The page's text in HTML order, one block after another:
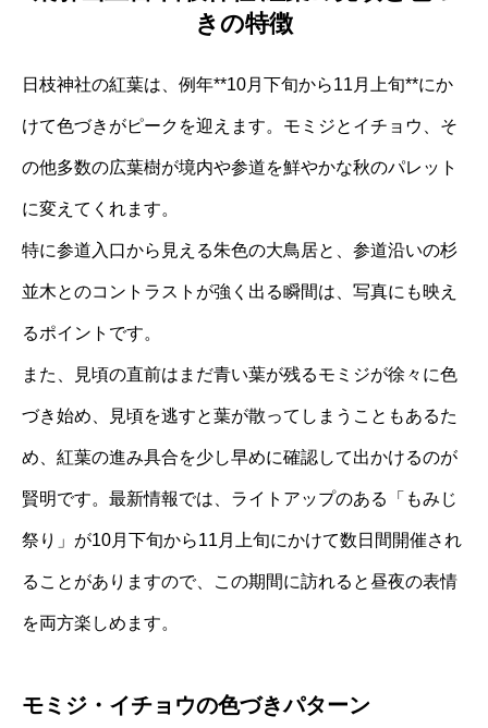
きの特徴
日枝神社の紅葉は、例年**10月下旬から11月上旬**にか
けて色づきがピークを迎えます。モミジとイチョウ、そ
の他多数の広葉樹が境内や参道を鮮やかな秋のパレット
に変えてくれます。
特に参道入口から見える朱色の大鳥居と、参道沿いの杉
並木とのコントラストが強く出る瞬間は、写真にも映え
るポイントです。
また、見頃の直前はまだ青い葉が残るモミジが徐々に色
づき始め、見頃を逃すと葉が散ってしまうこともあるた
め、紅葉の進み具合を少し早めに確認して出かけるのが
賢明です。最新情報では、ライトアップのある「もみじ
祭り」が10月下旬から11月上旬にかけて数日間開催され
ることがありますので、この期間に訪れると昼夜の表情
を両方楽しめます。
モミジ・イチョウの色づきパターン